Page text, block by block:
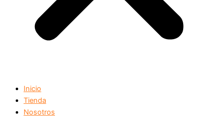
Inicio
Tienda
Nosotros